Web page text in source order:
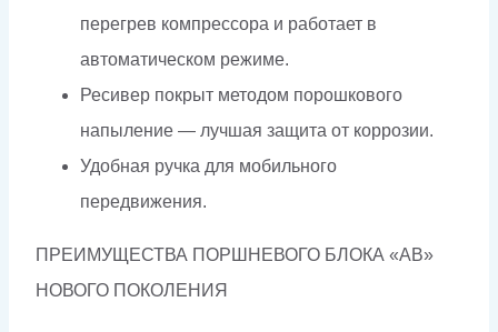
перегрев компрессора и работает в
автоматическом режиме.
Ресивер покрыт методом порошкового
напыление — лучшая защита от коррозии.
Удобная ручка для мобильного
передвижения.
ПРЕИМУЩЕСТВА ПОРШНЕВОГО БЛОКА «AB»
НОВОГО ПОКОЛЕНИЯ